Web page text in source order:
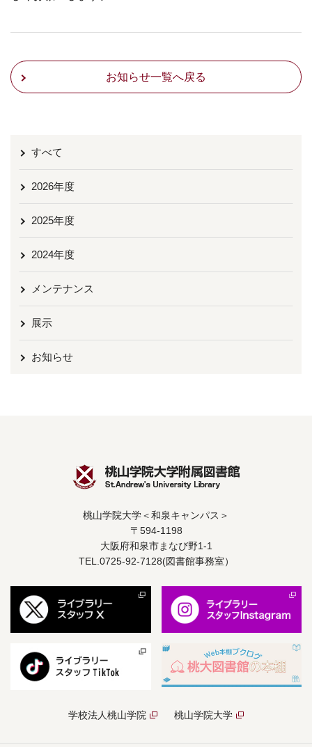
お知らせ一覧へ戻る
すべて
2026年度
2025年度
2024年度
メンテナンス
展示
お知らせ
桃山学院大学＜和泉キャンパス＞
〒594-1198
大阪府和泉市まなび野1-1
TEL.0725-92-7128(図書館事務室）
学校法人桃山学院 桃山学院大学